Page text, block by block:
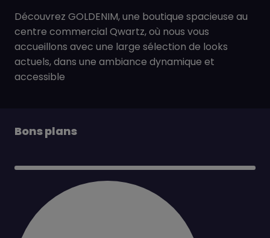
Découvrez GOLDENIM, une boutique spacieuse au
centre commercial Qwartz, où nous vous
accueillons avec une large sélection de looks
actuels, dans une ambiance dynamique et
accessible
Bons plans